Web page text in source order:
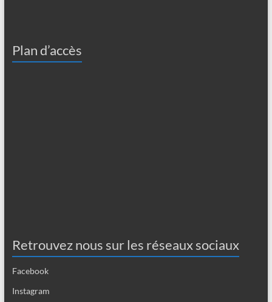
Plan d’accès
Retrouvez nous sur les réseaux sociaux
Facebook
Instagram